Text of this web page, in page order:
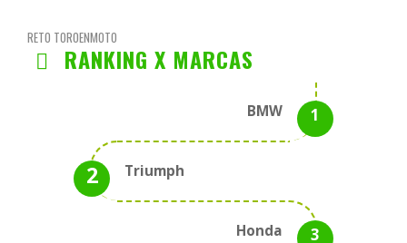
RETO TOROENMOTO
RANKING X MARCAS
BMW
Triumph
Honda